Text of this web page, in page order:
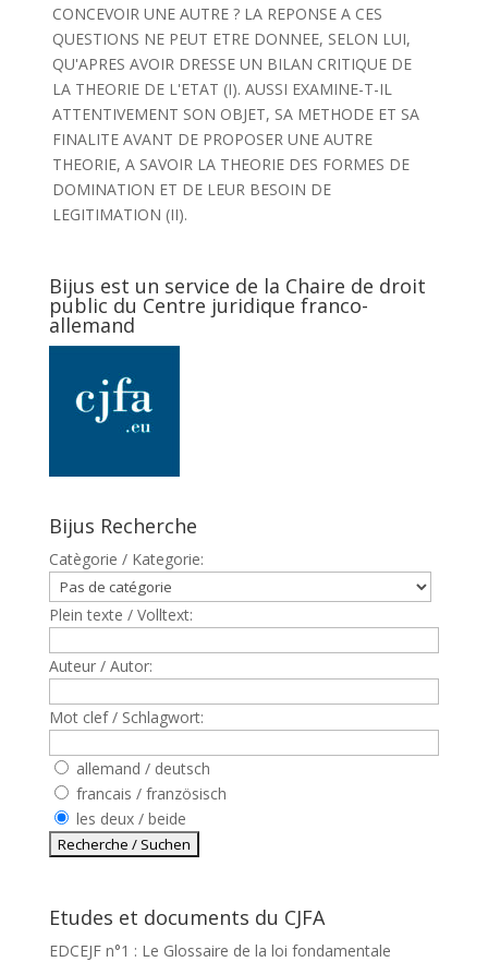
CONCEVOIR UNE AUTRE ? LA REPONSE A CES
QUESTIONS NE PEUT ETRE DONNEE, SELON LUI,
QU'APRES AVOIR DRESSE UN BILAN CRITIQUE DE
LA THEORIE DE L'ETAT (I). AUSSI EXAMINE-T-IL
ATTENTIVEMENT SON OBJET, SA METHODE ET SA
FINALITE AVANT DE PROPOSER UNE AUTRE
THEORIE, A SAVOIR LA THEORIE DES FORMES DE
DOMINATION ET DE LEUR BESOIN DE
LEGITIMATION (II).
Bijus est un service de la Chaire de droit
public du Centre juridique franco-
allemand
Bijus Recherche
Catègorie / Kategorie:
Plein texte / Volltext:
Auteur / Autor:
Mot clef / Schlagwort:
allemand / deutsch
francais / französisch
les deux / beide
Etudes et documents du CJFA
EDCEJF n°1 : Le Glossaire de la loi fondamentale